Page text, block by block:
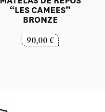
“LES CAMEES”
BRONZE
90,00€